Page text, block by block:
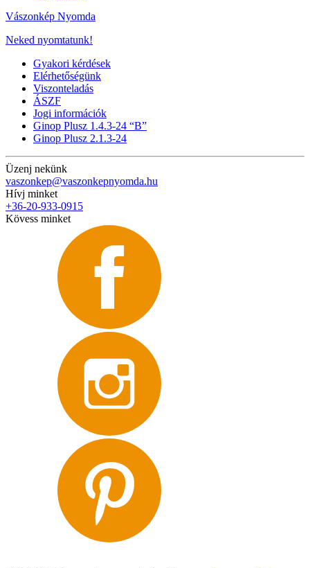
Vászonkép Nyomda
Neked nyomtatunk!
Gyakori kérdések
Elérhetőségünk
Viszonteladás
ÁSZF
Jogi információk
Ginop Plusz 1.4.3-24 “B”
Ginop Plusz 2.1.3-24
Üzenj nekünk
vaszonkep@vaszonkepnyomda.hu
Hívj minket
+36-20-933-0915
Kövess minket